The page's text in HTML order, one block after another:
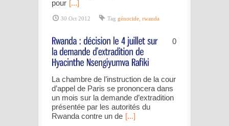
pour [...]
30 Oct 2012 Tag génocide rwanda
0
La chambre de l’instruction de la cour
d’appel de Paris se prononcera dans
un mois sur la demande d’extradition
présentée par les autorités du
Rwanda contre un de [...]